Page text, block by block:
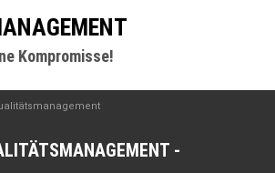
Kompromisse!